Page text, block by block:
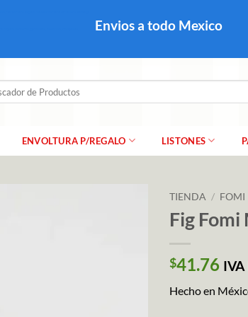
Envios a todo Mexico
ENVOLTURA P/REGALO LISTONES
TIENDA / FOMI
Fig Fomi
$41.76
Hecho en